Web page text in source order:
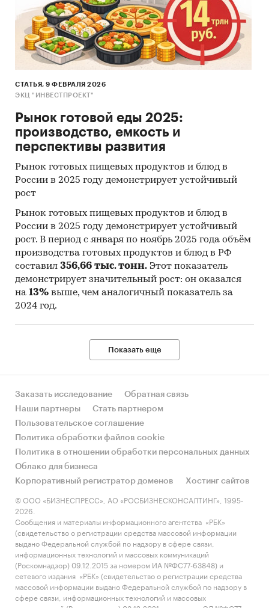
СТАТЬЯ, 9 ФЕВРАЛЯ 2026
ЭКЦ "ИНВЕСТПРОЕКТ"
Рынок готовой еды 2025:
производство, емкость и
перспективы развития
Рынок готовых пищевых продуктов и блюд в
России в 2025 году демонстрирует устойчивый
рост
Рынок готовых пищевых продуктов и блюд в
России в 2025 году демонстрирует устойчивый
рост. В период с января по ноябрь 2025 года объём
производства готовых продуктов и блюд в РФ
составил 356,66 тыс. тонн. Этот показатель
демонстрирует значительный рост: он оказался
на 13% выше, чем аналогичный показатель за
2024 год.
Показать еще
Заказать исследование
Обратная связь
Наши партнеры
Стать партнером
Пользовательское соглашение
Политика обработки файлов cookie
Политика в отношении обработки персональных данных
Облако для бизнеса
Корпоративный регистратор доменов
Хостинг сайтов
© ООО «БИЗНЕСПРЕСС», АО «РОСБИЗНЕСКОНСАЛТИНГ», 1995-
2026.
Сообщения и материалы информационного агентства «РБК»
(свидетельство о регистрации средства массовой информации
выдано Федеральной службой по надзору в сфере связи,
информационных технологий и массовых коммуникаций
(Роскомнадзор) 09.12.2015 за номером ИА №ФС77-63848) и
сетевого издания «РБК» (свидетельство о регистрации средства
массовой информации выдано Федеральной службой по надзору в
сфере связи, информационных технологий и массовых